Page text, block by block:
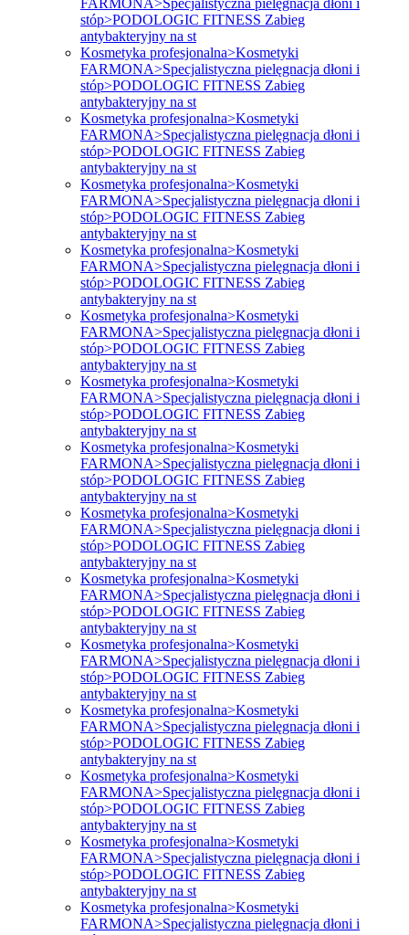
stóp>PODOLOGIC FITNESS Zabieg
antybakteryjny na st
Kosmetyka profesjonalna>Kosmetyki
FARMONA>Specjalistyczna pielęgnacja dłoni i
stóp>PODOLOGIC FITNESS Zabieg
antybakteryjny na st
Kosmetyka profesjonalna>Kosmetyki
FARMONA>Specjalistyczna pielęgnacja dłoni i
stóp>PODOLOGIC FITNESS Zabieg
antybakteryjny na st
Kosmetyka profesjonalna>Kosmetyki
FARMONA>Specjalistyczna pielęgnacja dłoni i
stóp>PODOLOGIC FITNESS Zabieg
antybakteryjny na st
Kosmetyka profesjonalna>Kosmetyki
FARMONA>Specjalistyczna pielęgnacja dłoni i
stóp>PODOLOGIC FITNESS Zabieg
antybakteryjny na st
Kosmetyka profesjonalna>Kosmetyki
FARMONA>Specjalistyczna pielęgnacja dłoni i
stóp>PODOLOGIC FITNESS Zabieg
antybakteryjny na st
Kosmetyka profesjonalna>Kosmetyki
FARMONA>Specjalistyczna pielęgnacja dłoni i
stóp>PODOLOGIC FITNESS Zabieg
antybakteryjny na st
Kosmetyka profesjonalna>Kosmetyki
FARMONA>Specjalistyczna pielęgnacja dłoni i
stóp>PODOLOGIC FITNESS Zabieg
antybakteryjny na st
Kosmetyka profesjonalna>Kosmetyki
FARMONA>Specjalistyczna pielęgnacja dłoni i
stóp>PODOLOGIC FITNESS Zabieg
antybakteryjny na st
Kosmetyka profesjonalna>Kosmetyki
FARMONA>Specjalistyczna pielęgnacja dłoni i
stóp>PODOLOGIC FITNESS Zabieg
antybakteryjny na st
Kosmetyka profesjonalna>Kosmetyki
FARMONA>Specjalistyczna pielęgnacja dłoni i
stóp>PODOLOGIC FITNESS Zabieg
antybakteryjny na st
Kosmetyka profesjonalna>Kosmetyki
FARMONA>Specjalistyczna pielęgnacja dłoni i
stóp>PODOLOGIC FITNESS Zabieg
antybakteryjny na st
Kosmetyka profesjonalna>Kosmetyki
FARMONA>Specjalistyczna pielęgnacja dłoni i
stóp>PODOLOGIC FITNESS Zabieg
antybakteryjny na st
Kosmetyka profesjonalna>Kosmetyki
FARMONA>Specjalistyczna pielęgnacja dłoni i
stóp>PODOLOGIC FITNESS Zabieg
antybakteryjny na st
Kosmetyka profesjonalna>Kosmetyki
FARMONA>Specjalistyczna pielęgnacja dłoni i